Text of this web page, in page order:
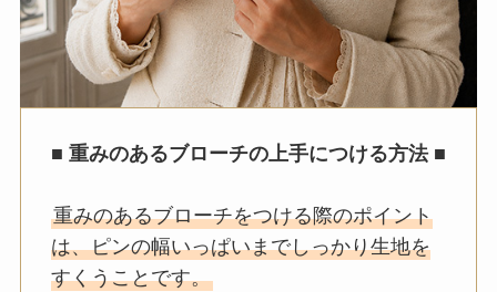
■ 重みのあるブローチの上手につける方法■
重みのあるブローチをつける際のポイント
は、ピンの幅いっぱいまでしっかり生地を
すくうことです。